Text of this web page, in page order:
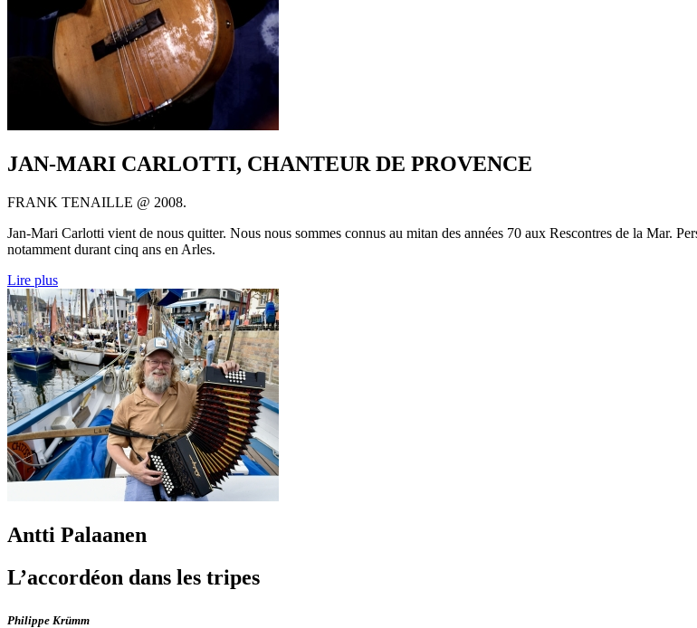
JAN-MARI CARLOTTI, CHANTEUR DE PROVENCE
FRANK TENAILLE @ 2008.
Jan-Mari Carlotti vient de nous quitter. Nous nous sommes connus au mitan des années 70 aux Rescontres de la Mar.
notamment durant cinq ans en Arles.
Lire plus
Antti Palaanen
L’accordéon dans les tripes
Philippe Krümm